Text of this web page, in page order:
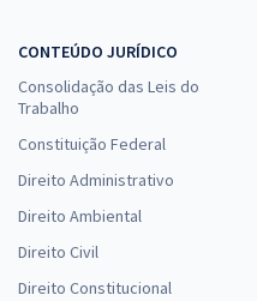
CONTEÚDO JURÍDICO
Consolidação das Leis do
Trabalho
Constituição Federal
Direito Administrativo
Direito Ambiental
Direito Civil
Direito Constitucional